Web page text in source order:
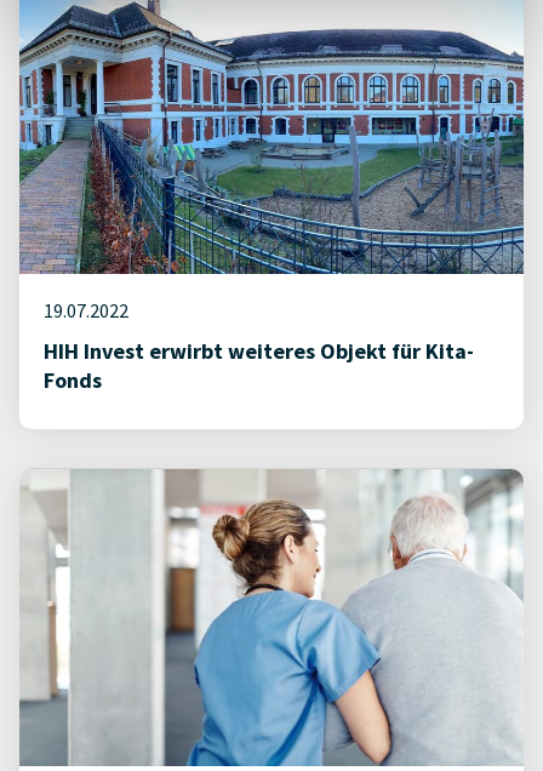
19.07.2022
HIH Invest erwirbt weiteres Objekt für Kita-
Fonds